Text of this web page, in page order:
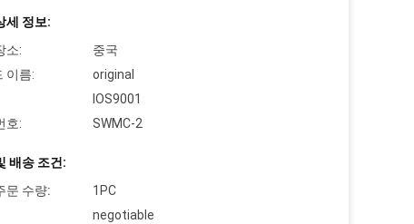
세 정보:
소:
중국
이름:
original
IOS9001
호:
SWMC-2
배송 조건:
문 수량:
1PC
negotiable